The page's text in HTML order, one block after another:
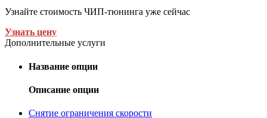
Узнайте стоимость ЧИП-тюнинга уже сейчас
Узнать цену
Дополнительные услуги
Название опции
Описание опции
Снятие ограничения скорости